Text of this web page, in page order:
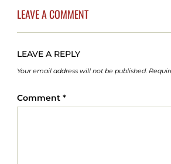
LEAVE A COMMENT
LEAVE A REPLY
Your email address will not be published.
Comment *